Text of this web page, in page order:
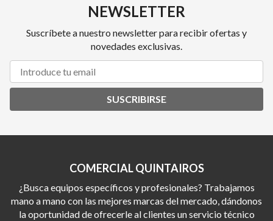
NEWSLETTER
Suscríbete a nuestro newsletter para recibir ofertas y
novedades exclusivas.
SUSCRIBIRSE
COMERCIAL QUINTAIROS
¿Busca equipos específicos y profesionales? Trabajamos
mano a mano con las mejores marcas del mercado, dándonos
la oportunidad de ofrecerle al clientes un servicio técnico